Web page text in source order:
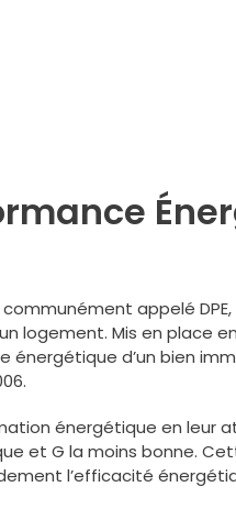
appelé
logement. Mis en place
d’un bien
énergétique en
et G la moins bonne.
l’efficacité